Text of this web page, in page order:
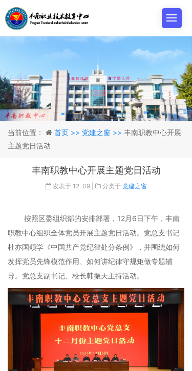
当前位置： 首页 >> 党建之窗 >> 丰南职教中心开展
主题党日活动
丰南职教中心开展主题党日活动
发表于 12-09 分类于 党建之窗
按照区委组织部的安排部署，12月6日下午，丰南
职教中心组织全体党员开展主题党日活动。党总支书记
杜亦国领学《中国共产党纪律处分条例》，并围绕如何
发挥党员先锋模范作用、如何讲纪律守规矩做专题辅
导。党总支副书记、校长韩振天主持活动。